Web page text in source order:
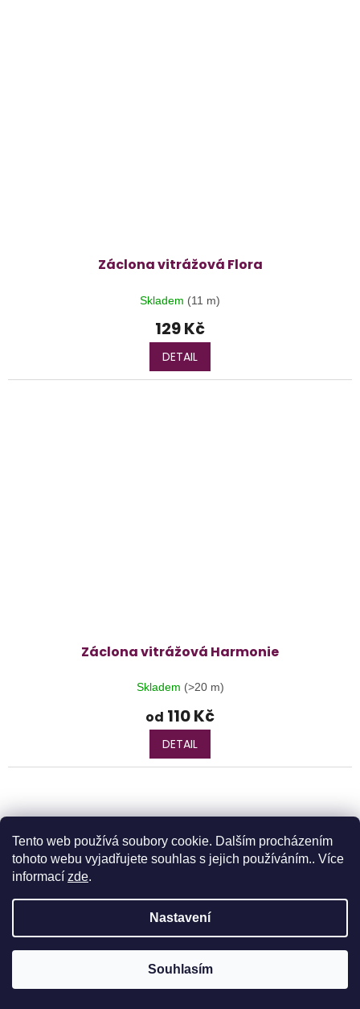
Tento web používá soubory cookie. Dalším procházením
tohoto webu vyjadřujete souhlas s jejich používáním.. Více
informací zde.
Nastavení
Souhlasím
Objednávky realizované od 10.8. budu expedovány 17.8.2026 z
Záclona vitrážová Flora
Skladem (11 m)
129 Kč
DETAIL
Záclona vitrážová Harmonie
Skladem (>20 m)
od 110 Kč
DETAIL